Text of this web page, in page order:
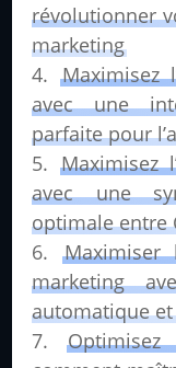
révolutionner
marketing
Maximisez
avec une
parfaite pour
Maximisez
avec une
optimale entre
Maximiser
marketing
automatique et